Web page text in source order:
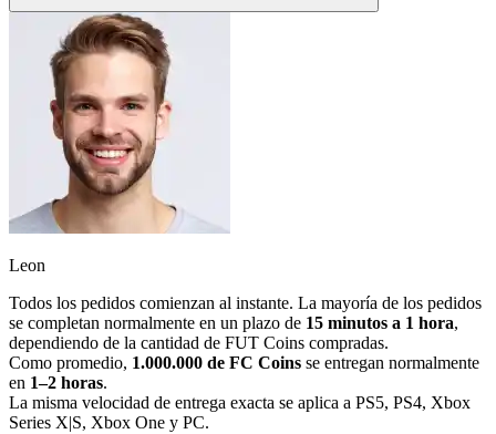
Leon
Todos los pedidos comienzan al instante. La mayoría de los pedidos
se completan normalmente en un plazo de 15 minutos a 1 hora,
dependiendo de la cantidad de FUT Coins compradas.
Como promedio, 1.000.000 de FC Coins se entregan normalmente
en 1–2 horas.
La misma velocidad de entrega exacta se aplica a PS5, PS4, Xbox
Series X|S, Xbox One y PC.